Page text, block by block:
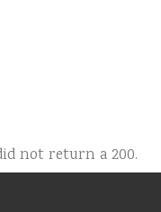
not return a 200.